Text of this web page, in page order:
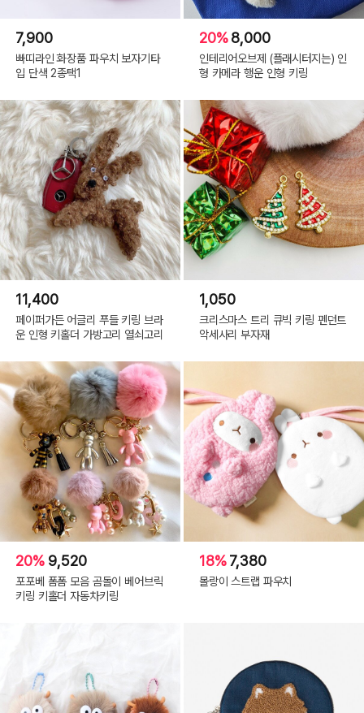
7,900
빠띠라인 화장품 파우치 보자기타
입 단색 2종택1
20%8,000
인테리어오브제 (플래시터지는) 인
형 카메라 행운 인형 키링
11,400
페이퍼가든 어글리 푸들 키링 브라
운 인형 키홀더 가방고리 열쇠고리
1,050
크리스마스 트리 큐빅 키링 펜던트
악세사리 부자재
20% 9,520
포포베 폼폼 모음 곰돌이 베어브릭
키링 키홀더 자동차키링
18%7,380
몰랑이 스트랩 파우치